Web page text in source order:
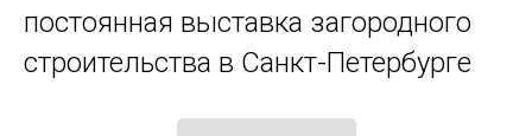
постоянная выставка загородного
строительства в Санкт-Петербурге